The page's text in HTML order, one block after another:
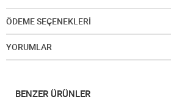
ÖDEME SEÇENEKLERİ
YORUMLAR
BENZER ÜRÜNLER